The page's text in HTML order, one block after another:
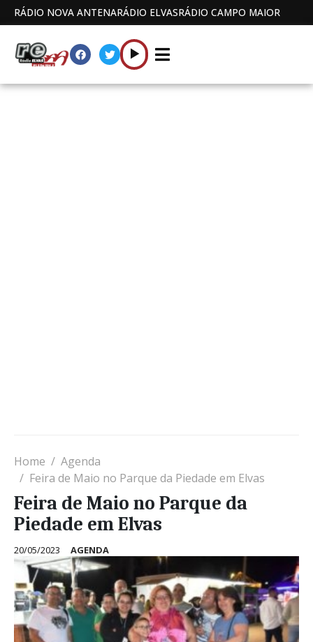
RÁDIO NOVA ANTENARÁDIO ELVASRÁDIO CAMPO MAIOR
Home
Agenda
Feira de Maio no Parque da Piedade em Elvas
Feira de Maio no Parque da
Piedade em Elvas
20/05/2023 AGENDA